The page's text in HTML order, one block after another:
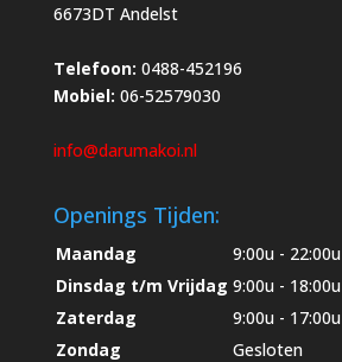
6673DT Andelst
Telefoon: 0488-452196
Mobiel: 06-52579030
info@darumakoi.nl
Openings Tijden:
Maandag
9:00u - 22:00u
Dinsdag t/m Vrijdag 9:00u - 18:00u
Zaterdag
9:00u - 17:00u
Zondag
Gesloten